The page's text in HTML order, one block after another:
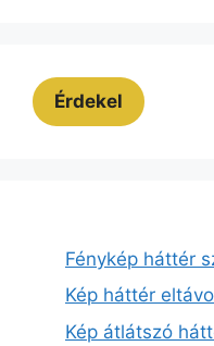
Érdekel
Fénykép háttér
Kép háttér
Kép átlátszó